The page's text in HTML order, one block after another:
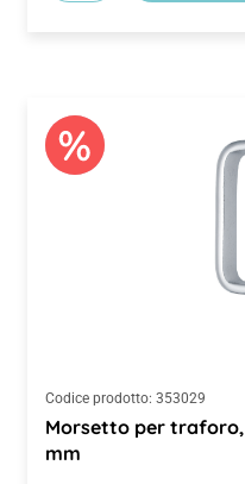
Codice prodotto: 353029
Morsetto per
mm